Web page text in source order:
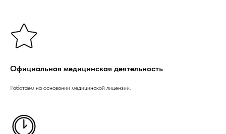
Официальная медицинская деятельность
Работаем на основании медицинской лицензии.